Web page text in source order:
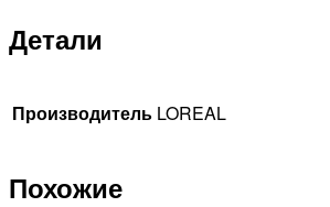
Детали
Производитель LOREAL
Похожие